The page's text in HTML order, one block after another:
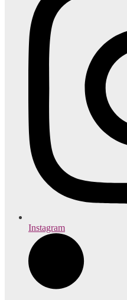
Instagram